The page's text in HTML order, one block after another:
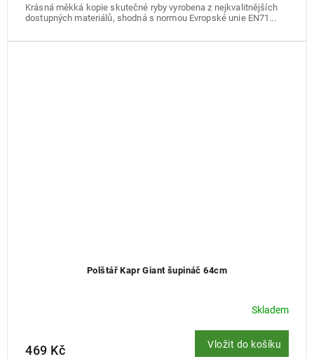
Krásná měkká kopie skutečné ryby vyrobena z nejkvalitnějších
dostupných materiálů, shodná s normou Evropské unie EN71...
Polštář Kapr Giant šupináč 64cm
Skladem
469 Kč Vložit do košíku